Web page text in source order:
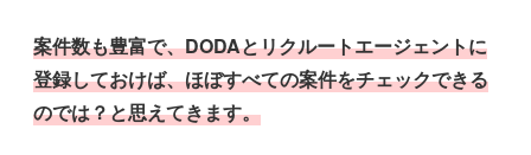
案件数も豊富で、DODAとリクルートエージェントに
登録しておけば、ほぼすべての案件をチェックできる
のでは？と思えてきます。